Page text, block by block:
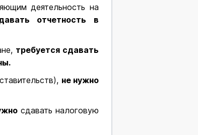
деятельность на
отчетность в
требуется сдавать
не нужно
сдавать налоговую